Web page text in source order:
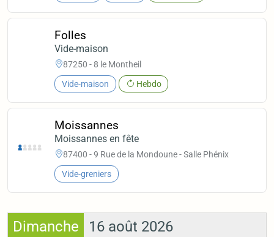
Folles
Vide-maison
87250 - 8 le Montheil
Vide-maison Hebdo
Moissannes
Moissannes en fête
87400 - 9 Rue de la Mondoune - Salle Phénix
Vide-greniers
Dimanche 16 août 2026